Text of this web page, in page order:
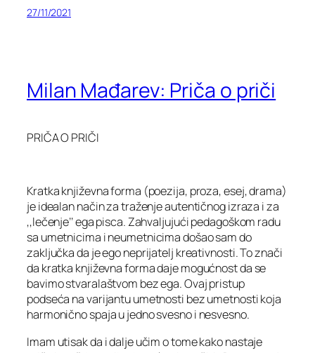
27/11/2021
Milan Mađarev: Priča o priči
PRIČA O PRIČI
Kratka književna forma (poezija, proza, esej, drama)
je idealan način za traženje autentičnog izraza i za
,,lečenje’’ ega pisca. Zahvaljujući pedagoškom radu
sa umetnicima i neumetnicima došao sam do
zaključka da je ego neprijatelj kreativnosti. To znači
da kratka književna forma daje mogućnost da se
bavimo stvaralaštvom bez ega. Ovaj pristup
podseća na varijantu umetnosti bez umetnosti koja
harmonično spaja u jedno svesno i nesvesno.
Imam utisak da i dalje učim o tome kako nastaje